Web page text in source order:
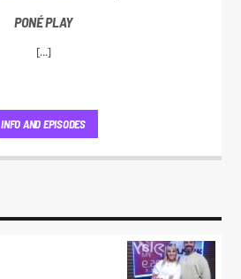
PONÉ PLAY
[...]
INFO AND EPISODES